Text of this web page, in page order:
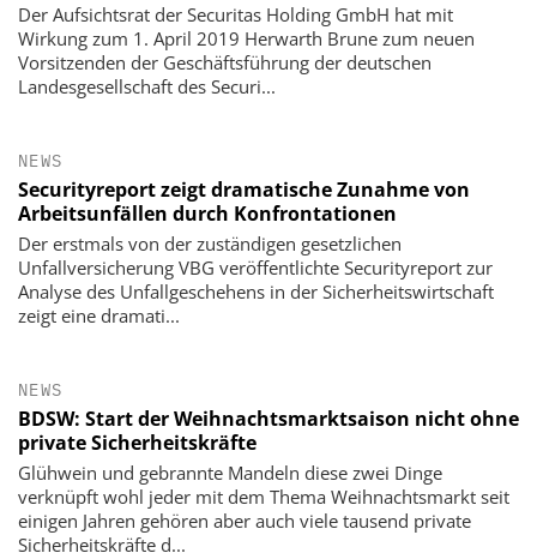
Der Aufsichtsrat der Securitas Holding GmbH hat mit
Wirkung zum 1. April 2019 Herwarth Brune zum neuen
Vorsitzenden der Geschäftsführung der deutschen
Landesgesellschaft des Securi...
NEWS
Securityreport zeigt dramatische Zunahme von
Arbeitsunfällen durch Konfrontationen
Der erstmals von der zuständigen gesetzlichen
Unfallversicherung VBG veröffentlichte Securityreport zur
Analyse des Unfallgeschehens in der Sicherheitswirtschaft
zeigt eine dramati...
NEWS
BDSW: Start der Weihnachtsmarktsaison nicht ohne
private Sicherheitskräfte
Glühwein und gebrannte Mandeln diese zwei Dinge
verknüpft wohl jeder mit dem Thema Weihnachtsmarkt seit
einigen Jahren gehören aber auch viele tausend private
Sicherheitskräfte d...